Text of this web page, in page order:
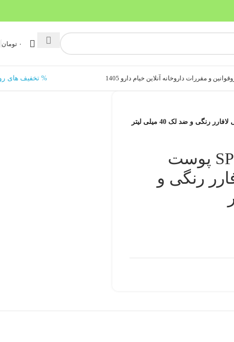
۰ تومان
قوانین و مقررات داروخانه آنلاین خیام دارو 1405 % تخفیف های
کرم ضد آفتاب SPF40 پوست
رنگی و